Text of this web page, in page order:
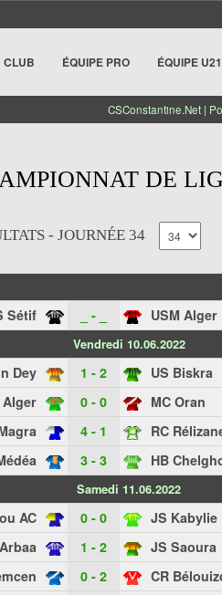
CLUB ÉQUIPE PRO ÉQUIPE U21
CSConstantine.Net |
DE
- JOURNÉE 34
Sétif _ - _ USM Alger
Vendredi 10.06.2022
Dey 1 - 2 US Biskra
Alger 0 - 0 MC Oran
4 - 1 RC
3 - 3 HB
Samedi 11.06.2022
AC 0 - 0 JS Kabylie
1 - 2 JS Saoura
0 - 2 CR